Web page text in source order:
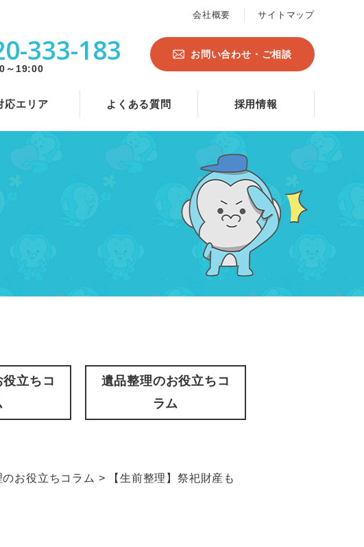
会社概要 サイトマップ
333-183
～19:00
お問い合わせ・ご相談
応エリア よくある質問 採用情報
立ちコ
遺品整理のお役立ちコ
ラム
お役立ちコラム >
【生前整理】祭祀財産も